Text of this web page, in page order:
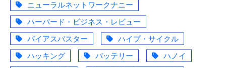
ニューラルネットワークナニー
ハーバード・ビジネス・レビュー
バイアスバスター
ハイプ・サイクル
ハッキング
バッテリー
ハノイ